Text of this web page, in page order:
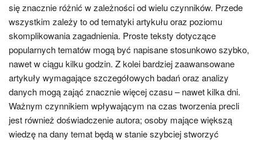
się znacznie różnić w zależności od wielu czynników. Przede
wszystkim zależy to od tematyki artykułu oraz poziomu
skomplikowania zagadnienia. Proste teksty dotyczące
popularnych tematów mogą być napisane stosunkowo szybko,
nawet w ciągu kilku godzin. Z kolei bardziej zaawansowane
artykuły wymagające szczegółowych badań oraz analizy
danych mogą zająć znacznie więcej czasu – nawet kilka dni.
Ważnym czynnikiem wpływającym na czas tworzenia precli
jest również doświadczenie autora; osoby mające większą
wiedzę na dany temat będą w stanie szybciej stworzyć